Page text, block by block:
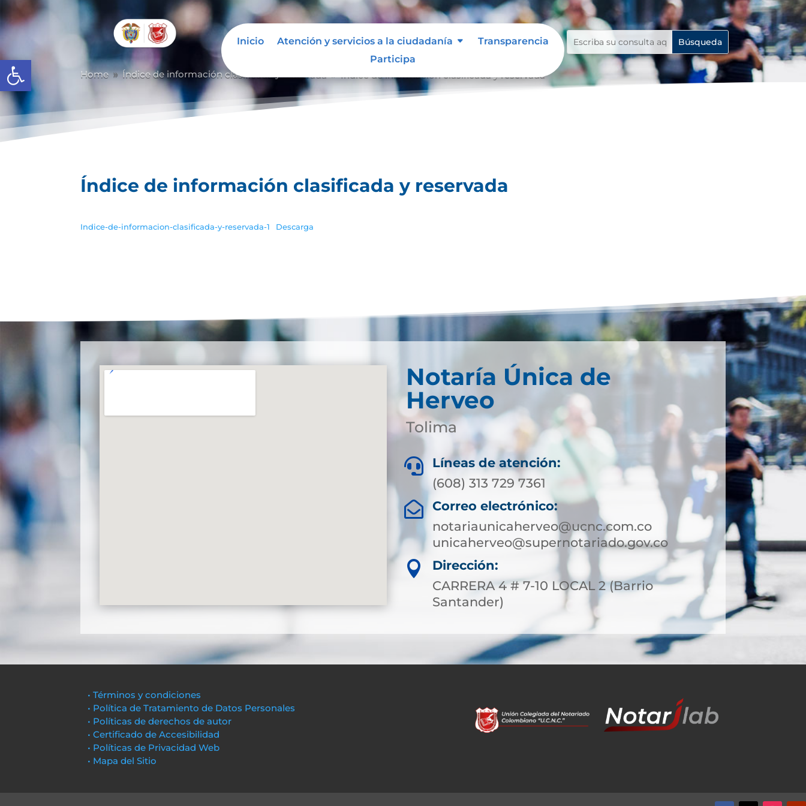
Abrir barra de herramientas
Inicio Atención y servicios a la ciudadanía
Transparencia
Participa
Home 9 Índice de información clasificada y reservada Índice de información clasificada y reservada
Índice de información clasificada y reservada
Indice-de-informacion-clasificada-y-reservada-1 Descarga
Notaría Única de
Herveo
Tolima

Líneas de atención:
(608) 313 729 7361

Correo electrónico:
notariaunicaherveo@ucnc.com.co
unicaherveo@supernotariado.gov.co

Dirección:
CARRERA 4 # 7-10 LOCAL 2 (Barrio
Santander)
• Términos y condiciones
• Política de Tratamiento de Datos Personales
• Políticas de derechos de autor
• Certificado de Accesibilidad
• Políticas de Privacidad Web
• Mapa del Sitio